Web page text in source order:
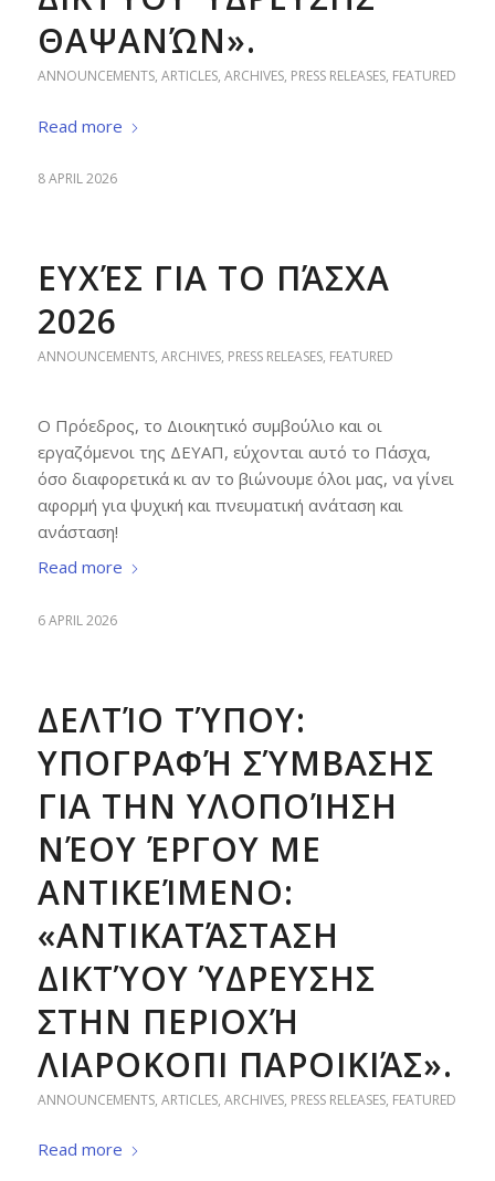
ΘΑΨΑΝΏΝ».
ANNOUNCEMENTS, ARTICLES, ARCHIVES, PRESS RELEASES, FEATURED
Read more
8 APRIL 2026
ΕΥΧΈΣ ΓΙΑ ΤΟ ΠΆΣΧΑ
2026
ANNOUNCEMENTS, ARCHIVES, PRESS RELEASES, FEATURED
Ο Πρόεδρος, το Διοικητικό συμβούλιο και οι
εργαζόμενοι της ΔΕΥΑΠ, εύχονται αυτό το Πάσχα,
όσο διαφορετικά κι αν το βιώνουμε όλοι μας, να γίνει
αφορμή για ψυχική και πνευματική ανάταση και
ανάσταση!
Read more
6 APRIL 2026
ΔΕΛΤΊΟ ΤΎΠΟΥ:
ΥΠΟΓΡΑΦΉ ΣΎΜΒΑΣΗΣ
ΓΙΑ ΤΗΝ ΥΛΟΠΟΊΗΣΗ
ΝΈΟΥ ΈΡΓΟΥ ΜΕ
ΑΝΤΙΚΕΊΜΕΝΟ:
«ΑΝΤΙΚΑΤΆΣΤΑΣΗ
ΔΙΚΤΎΟΥ ΎΔΡΕΥΣΗΣ
ΣΤΗΝ ΠΕΡΙΟΧΉ
ΛΙΑΡΟΚΟΠΙ ΠΑΡΟΙΚΙΆΣ».
ANNOUNCEMENTS, ARTICLES, ARCHIVES, PRESS RELEASES, FEATURED
Read more